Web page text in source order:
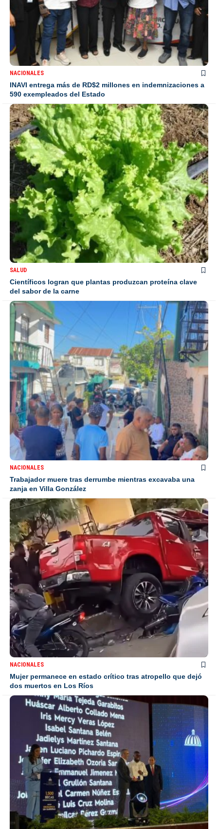
NACIONALES
INAVI entrega más de RD$2 millones en indemnizaciones a
590 exempleados del Estado
SALUD
Científicos logran que plantas produzcan proteína clave
del sabor de la carne
NACIONALES
Trabajador muere tras derrumbe mientras excavaba una
zanja en Villa González
NACIONALES
Mujer permanece en estado crítico tras atropello que dejó
dos muertos en Los Ríos